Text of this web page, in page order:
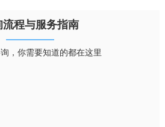
流程与服务指南
，你需要知道的都在这里